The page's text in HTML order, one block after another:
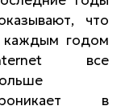
что
каждым годом
все
в